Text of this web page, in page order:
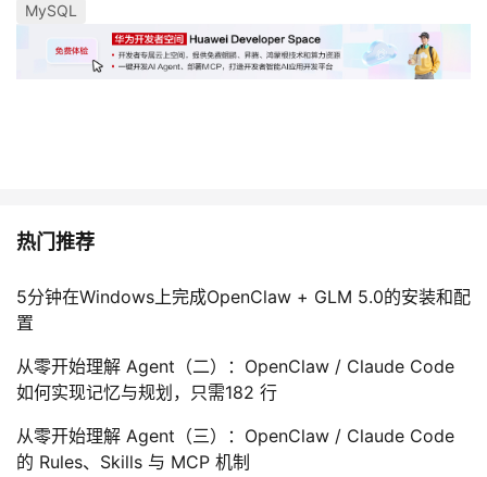
MySQL
热门推荐
5分钟在Windows上完成OpenClaw + GLM 5.0的安装和配
置
从零开始理解 Agent（二）：OpenClaw / Claude Code
如何实现记忆与规划，只需182 行
从零开始理解 Agent（三）：OpenClaw / Claude Code
的 Rules、Skills 与 MCP 机制